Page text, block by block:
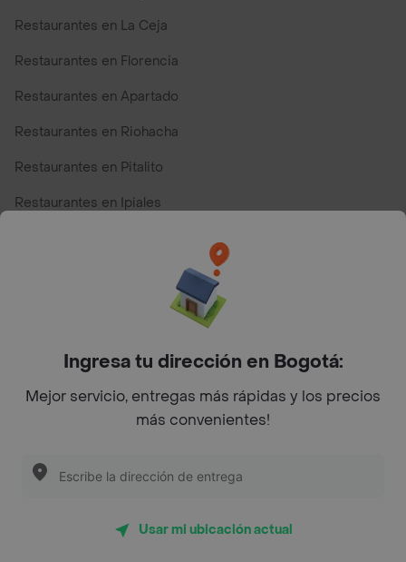
Restaurantes en La Ceja
Restaurantes en Florencia
Restaurantes en Apartado
Restaurantes en Riohacha
Restaurantes en Pitalito
Restaurantes en Ipiales
Top Marcas y Cadenas de Restaurantes
Encuéntranos en estos países
App Store Google play
Restaurantes cerca de mi para pedir Comida a Domicilio -
Ingresa tu dirección en Bogotá:
Mejor servicio, entregas más rápidas y los precios
más convenientes!
Usar mi ubicación actual